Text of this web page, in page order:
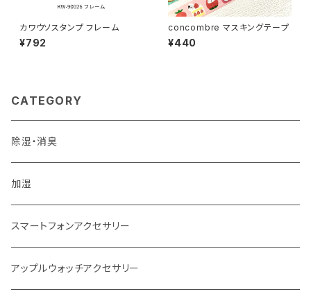
カワウソスタンプ フレーム
¥792
concombre マスキングテープ
¥440
CATEGORY
除湿・消臭
加湿
スマートフォンアクセサリー
アップルウォッチアクセサリー